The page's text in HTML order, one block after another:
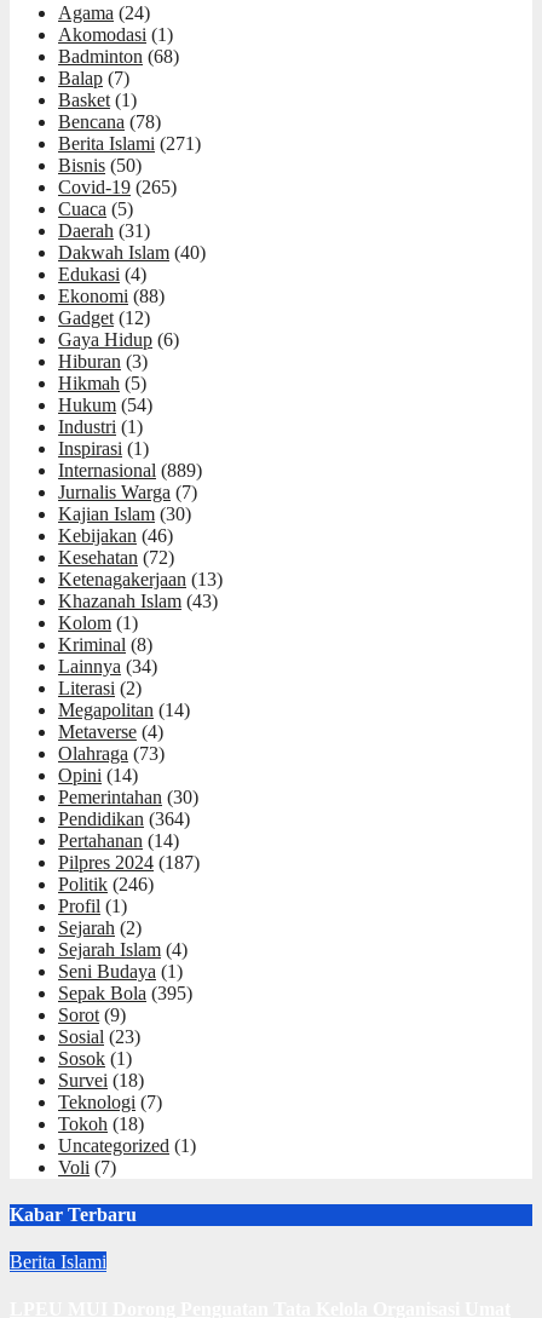
Agama (24)
Akomodasi (1)
Badminton (68)
Balap (7)
Basket (1)
Bencana (78)
Berita Islami (271)
Bisnis (50)
Covid-19 (265)
Cuaca (5)
Daerah (31)
Dakwah Islam (40)
Edukasi (4)
Ekonomi (88)
Gadget (12)
Gaya Hidup (6)
Hiburan (3)
Hikmah (5)
Hukum (54)
Industri (1)
Inspirasi (1)
Internasional (889)
Jurnalis Warga (7)
Kajian Islam (30)
Kebijakan (46)
Kesehatan (72)
Ketenagakerjaan (13)
Khazanah Islam (43)
Kolom (1)
Kriminal (8)
Lainnya (34)
Literasi (2)
Megapolitan (14)
Metaverse (4)
Olahraga (73)
Opini (14)
Pemerintahan (30)
Pendidikan (364)
Pertahanan (14)
Pilpres 2024 (187)
Politik (246)
Profil (1)
Sejarah (2)
Sejarah Islam (4)
Seni Budaya (1)
Sepak Bola (395)
Sorot (9)
Sosial (23)
Sosok (1)
Survei (18)
Teknologi (7)
Tokoh (18)
Uncategorized (1)
Voli (7)
Kabar Terbaru
Berita Islami